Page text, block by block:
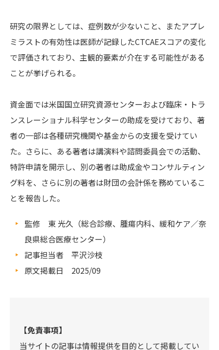
研究の限界としては、症例数が少ないこと、またアプレ
ミラストの有効性は医師が記録したCTCAEスコアの変化
で評価されており、主観的要素が介在する可能性がある
ことが挙げられる。
資金面では米国国立研究資源センターおよび臨床・トラ
ンスレーショナル科学センターの助成を受けており、著
者の一部は各種研究機関や基金からの支援を受けてい
た。さらに、ある著者は講演料や諮問委員会での活動、
特許申請を開示し、別の著者は助成金やコンサルティン
グ料を、さらに別の著者は財団の会計係を務めているこ
とを報告した。
監修 東 光久（総合診療、腫瘍内科、緩和ケア／奈
良県総合医療センター）
記事担当者 平沢沙枝
原文掲載日 2025/09
【免責事項】
当サイトの記事は情報提供を目的として掲載してい